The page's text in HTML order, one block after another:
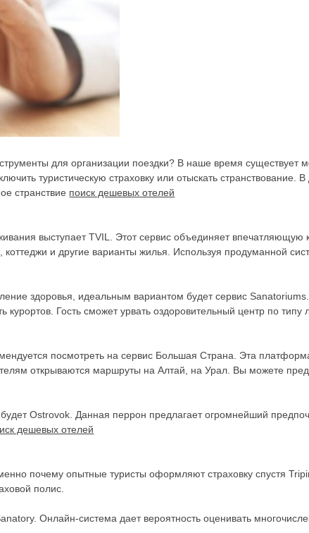
для организации поездки? В наше время существует
туристическую страховку или отыскать
странствие поиск дешевых отелей
выступает TVIL. Этот сервис объединяет впечатляющую
и другие варианты жилья. Используя продуманной
здоровья, идеальным вариантом будет сервис
Гость сможет урвать оздоровительный центр по типу
посмотреть на сервис Большая Страна. Эта
открываются маршруты на Алтай, на Урал. Вы можете
Ostrovok. Данная перрон предлагает огромнейший
дешевых отелей
почему опытные туристы оформляют страховку спустя
полис.
Онлайн-система дает вероятность оценивать